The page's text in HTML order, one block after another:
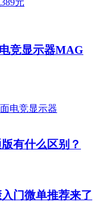
竞显示器MAG
有什么区别？
门微单推荐来了